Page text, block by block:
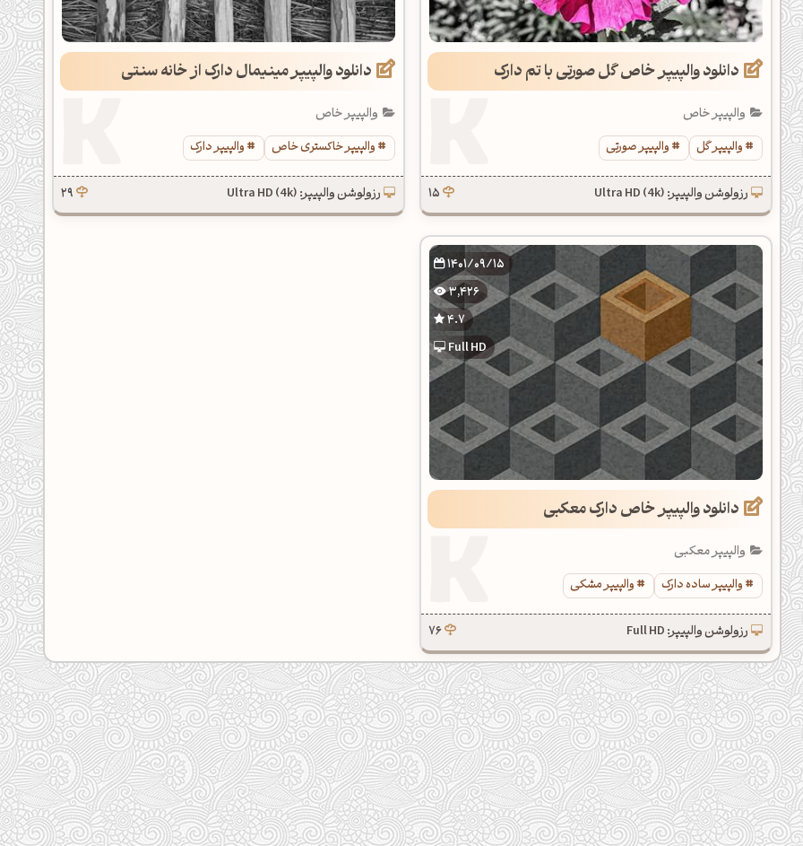
دانلود والپیپر خاص گل صورتی با تم دارک
والپیپر خاص
والپیپر گل
والپیپر صورتی
رزولوشن والپیپر: Ultra HD (4k) 15
دانلود والپیپر مینیمال دارک از خانه سنتی
والپیپر خاص
والپیپر خاکستری خاص
والپیپر دارک
رزولوشن والپیپر: Ultra HD (4k) 29
1401/09/15
3,426
4.7
Full HD
دانلود والپیپر خاص دارک معکبی
والپیپر معکبی
والپیپر ساده دارک
والپیپر مشکی
رزولوشن والپیپر: Full HD 76